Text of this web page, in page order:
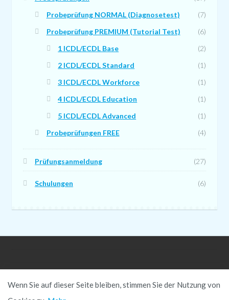
Probeprüfung NORMAL (Diagnosetest)
(7)
Probeprüfung PREMIUM (Tutorial Test)
(6)
1 ICDL/ECDL Base
(2)
2 ICDL/ECDL Standard
(1)
3 ICDL/ECDL Workforce
(1)
4 ICDL/ECDL Education
(1)
5 ICDL/ECDL Advanced
(1)
Probeprüfungen FREE
(4)
Prüfungsanmeldung (27)
Schulungen (6)
Built with WooCommerce.
Wenn Sie auf dieser Seite bleiben, stimmen Sie der Nutzung von